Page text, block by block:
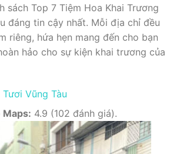
sách Top 7 Tiệm Hoa Khai Trương
đáng tin cậy nhất. Mỗi địa chỉ đều
riêng, hứa hẹn mang đến cho bạn
hảo cho sự kiện khai trương của
Vũng Tàu
Maps: 4.9 (102 đánh giá).